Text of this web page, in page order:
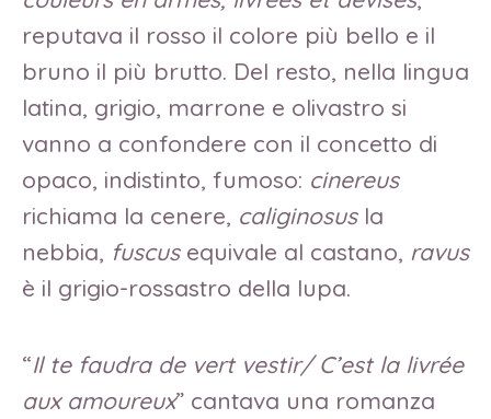
reputava il rosso il colore più bello e il
bruno il più brutto. Del resto, nella lingua
latina, grigio, marrone e olivastro si
vanno a confondere con il concetto di
opaco, indistinto, fumoso: cinereus
richiama la cenere, caliginosusla
nebbia, fuscus equivale al castano, ravus
è il grigio-rossastro della lupa.
“Il te faudra de vert vestir/ C’est la livrée
aux amoureux” cantava una romanza